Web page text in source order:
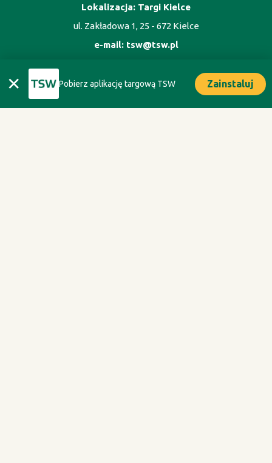
✕ Pobierz aplikację targową TSW Zainstaluj
Lokalizacja: Targi Kielce
ul. Zakładowa 1, 25 - 672 Kielce
e-mail: tsw@tsw.pl
ORGANIZATOR